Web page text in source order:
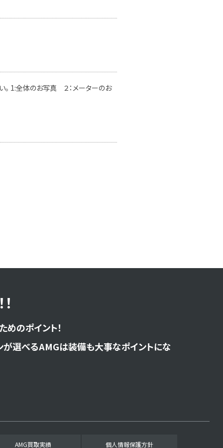
1:全体のお写真 ２：メーターのお
のポイント！
が選べるAMGは装備も大事なポイントにな
AMG買取実績 個人情報保護方針